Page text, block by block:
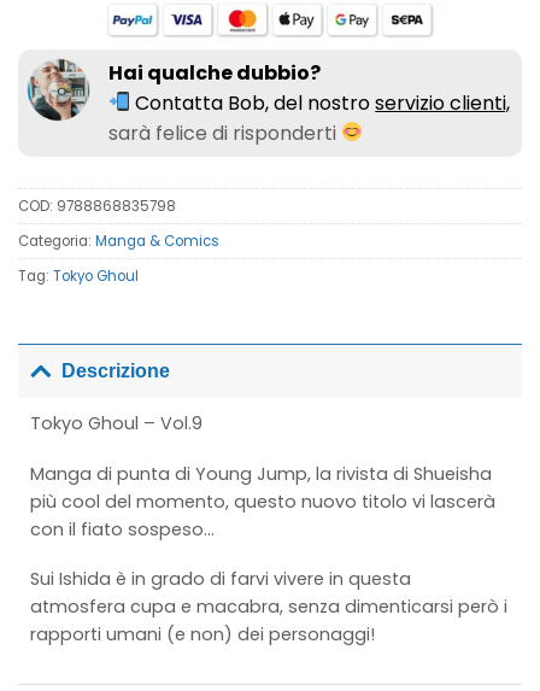
Hai qualche dubbio?
Contatta Bob, del nostroservizio clienti,
sarà felice di risponderti
COD: 9788868835798
Categoria: Manga & Comics
Tag: Tokyo Ghoul
Descrizione
Tokyo Ghoul – Vol.9
Manga di punta di Young Jump, la rivista di Shueisha
più cool del momento, questo nuovo titolo vi lascerà
con il fiato sospeso…
Sui Ishida è in grado di farvi vivere in questa
atmosfera cupa e macabra, senza dimenticarsi però i
rapporti umani (e non) dei personaggi!